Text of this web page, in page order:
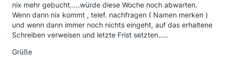
nix mehr gebucht.....würde diese Woche noch abwarten.
Wenn dann nix kommt , telef. nachfragen ( Namen merken )
und wenn dann immer noch nichts eingeht, auf das erhaltene
Schreiben verweisen und letzte Frist setzten.....
Grüße